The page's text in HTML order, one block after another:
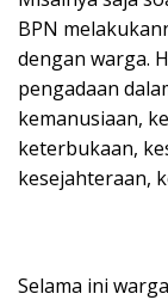
BPN
dengan warga.
pengadaan
kemanusiaan,
keterbukaan,
kesejahteraan,
Selama ini